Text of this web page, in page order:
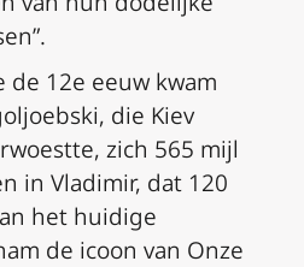
de 12e eeuw kwam
die Kiev
zich 565 mijl
in Vladimir, dat 120
het huidige
de icoon van Onze